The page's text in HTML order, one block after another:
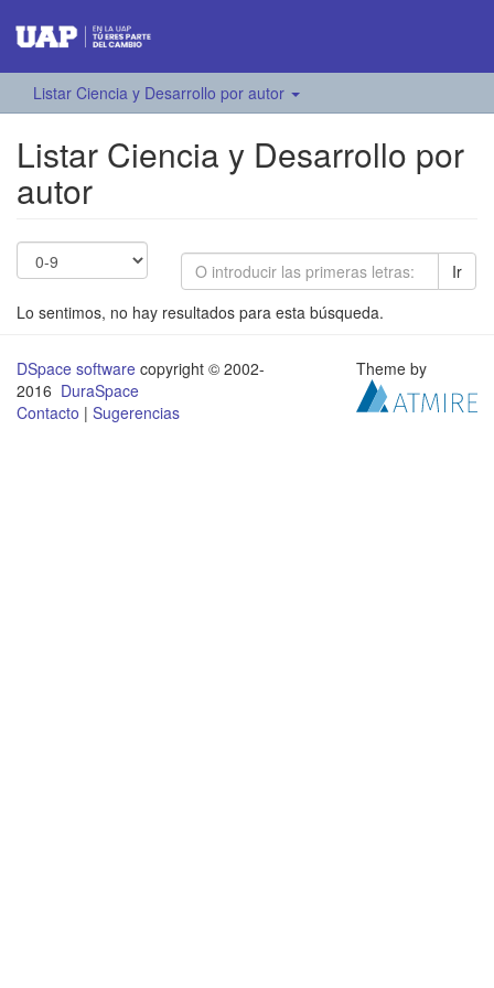
Listar Ciencia y Desarrollo por autor
Listar Ciencia y Desarrollo por
autor
Ir
Lo sentimos, no hay resultados para esta búsqueda.
DSpace software copyright © 2002-
2016 DuraSpace
Contacto | Sugerencias
Theme by